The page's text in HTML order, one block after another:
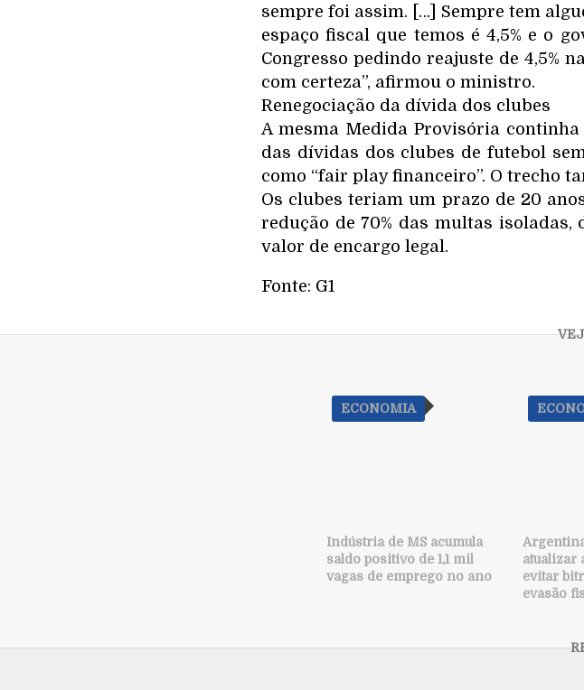
sempre foi assim. […] Sempre tem
espaço fiscal que temos é 4,5% e o
Congresso pedindo reajuste de 4,5%
com certeza”, afirmou o ministro.
Renegociação da dívida dos clubes
A mesma Medida Provisória
das dívidas dos clubes de futebol
como “fair play financeiro”. O trecho
Os clubes teriam um prazo de 20
redução de 70% das multas isoladas,
valor de encargo legal.
Fonte: G1
ECONOMIA
Indústria de MS acumula
saldo positivo de 1,1 mil
vagas de emprego no ano
atualizar
evitar
evasão